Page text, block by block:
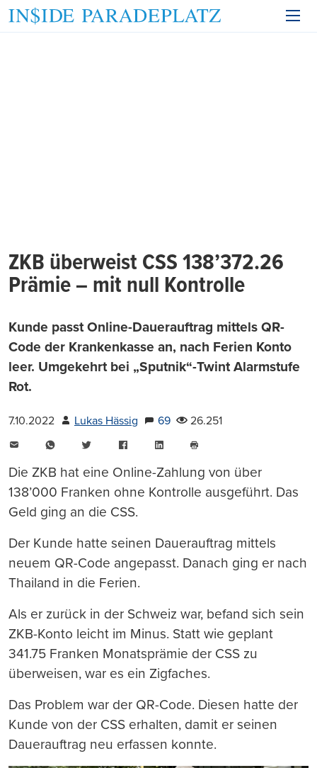
ZKB überweist CSS 138’372.26
Prämie – mit null Kontrolle
Kunde passt Online-Dauerauftrag mittels QR-
Code der Krankenkasse an, nach Ferien Konto
leer. Umgekehrt bei „Sputnik“-Twint Alarmstufe
Rot.
7.10.2022 Lukas Hässig 69
26.251
WhatsAppTwitter FacebookLinkedIn
Die ZKB hat eine Online-Zahlung von über
138’000 Franken ohne Kontrolle ausgeführt. Das
Geld ging an die CSS.
Der Kunde hatte seinen Dauerauftrag mittels
neuem QR-Code angepasst. Danach ging er nach
Thailand in die Ferien.
Als er zurück in der Schweiz war, befand sich sein
ZKB-Konto leicht im Minus. Statt wie geplant
341.75 Franken Monatsprämie der CSS zu
überweisen, war es ein Zigfaches.
Das Problem war der QR-Code. Diesen hatte der
Kunde von der CSS erhalten, damit er seinen
Dauerauftrag neu erfassen konnte.